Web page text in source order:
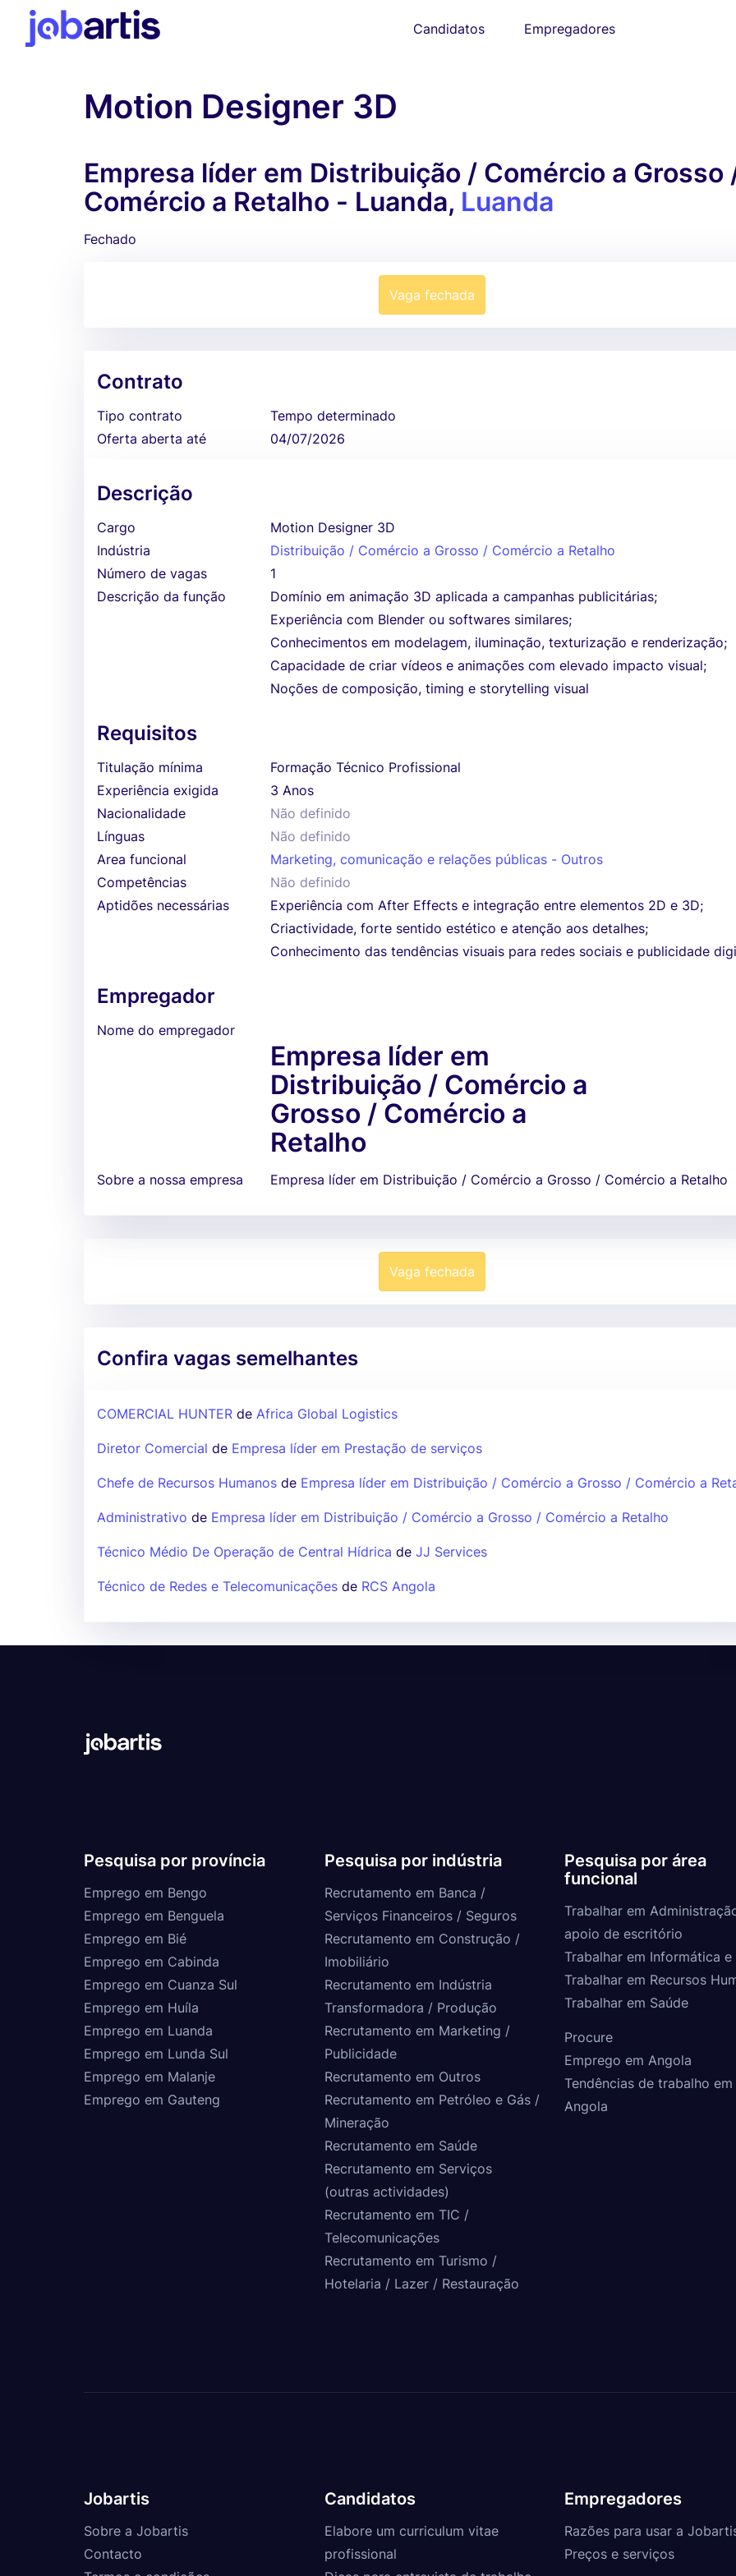
Candidatos Empregadores
Motion Designer 3D
Empresa líder em Distribuição / Comércio a Grosso
Comércio a Retalho - Luanda, Luanda
Fechado
Vaga fechada
Contrato
Tipo contrato
Tempo determinado
Oferta aberta até
04/07/2026
Descrição
Cargo
Motion Designer 3D
Indústria
Distribuição / Comércio a Grosso / Comércio a Retalho
Número de vagas
1
Descrição da função
Domínio em animação 3D aplicada a campanhas publicitárias;
Experiência com Blender ou softwares similares;
Conhecimentos em modelagem, iluminação, texturização e renderização;
Capacidade de criar vídeos e animações com elevado impacto visual;
Noções de composição, timing e storytelling visual
Requisitos
Titulação mínima
Formação Técnico Profissional
Experiência exigida
3 Anos
Nacionalidade
Não definido
Línguas
Não definido
Area funcional
Marketing, comunicação e relações públicas - Outros
Competências
Não definido
Aptidões necessárias
Experiência com After Effects e integração entre elementos 2D e 3D;
Criactividade, forte sentido estético e atenção aos detalhes;
Conhecimento das tendências visuais para redes sociais e publicidade
Empregador
Nome do empregador
Empresa líder em
Distribuição / Comércio a
Grosso / Comércio a
Retalho
Sobre a nossa empresa Empresa líder em Distribuição / Comércio a Grosso / Comércio a Retalho
Vaga fechada
Confira vagas semelhantes
COMERCIAL HUNTER de Africa Global Logistics
Diretor Comercial de Empresa líder em Prestação de serviços
Chefe de Recursos Humanos de Empresa líder em Distribuição / Comércio a Grosso / Comércio a
Administrativo de Empresa líder em Distribuição / Comércio a Grosso / Comércio a Retalho
Técnico Médio De Operação de Central Hídrica de JJ Services
Técnico de Redes e Telecomunicações de RCS Angola
Pesquisa por província
Emprego em Bengo
Emprego em Benguela
Emprego em Bié
Emprego em Cabinda
Emprego em Cuanza Sul
Emprego em Huíla
Emprego em Luanda
Emprego em Lunda Sul
Emprego em Malanje
Emprego em Gauteng
Pesquisa por indústria
Recrutamento em Banca /
Serviços Financeiros / Seguros
Recrutamento em Construção /
Imobiliário
Recrutamento em Indústria
Transformadora / Produção
Recrutamento em Marketing /
Publicidade
Recrutamento em Outros
Recrutamento em Petróleo e Gás /
Mineração
Recrutamento em Saúde
Recrutamento em Serviços
(outras actividades)
Recrutamento em TIC /
Telecomunicações
Recrutamento em Turismo /
Hotelaria / Lazer / Restauração
Pesquisa por área
funcional
Trabalhar em
apoio de escritório
Trabalhar em Informática e
Trabalhar em Recursos
Trabalhar em Saúde
Procure
Emprego em Angola
Tendências de trabalho em
Angola
Jobartis
Sobre a Jobartis
Contacto
Candidatos
Elabore um curriculum vitae
profissional
Empregadores
Razões para usar a
Preços e serviços